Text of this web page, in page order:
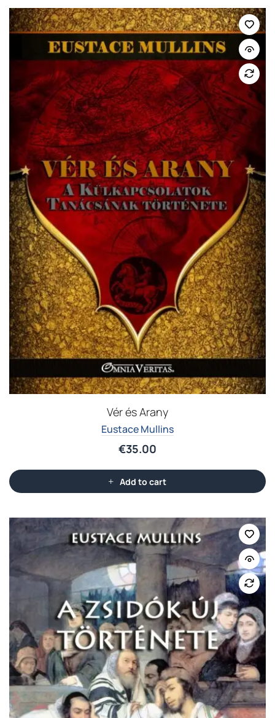
Vér és Arany
Eustace Mullins
€35.00
Add to cart